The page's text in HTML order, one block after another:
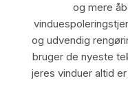
og mere
og udvendig
bruger de nyeste
jeres vinduer altid